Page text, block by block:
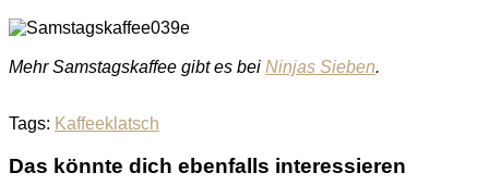
Mehr Samstagskaffee gibt es bei Ninjas Sieben.
Tags: Kaffeeklatsch
Das könnte dich ebenfalls interessieren